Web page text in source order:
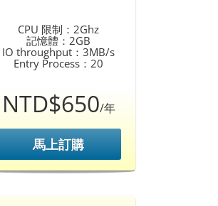
CPU 限制：2Ghz
記憶體：2GB
IO throughput：3MB/s
Entry Process：20
NTD$650/年
馬上訂購